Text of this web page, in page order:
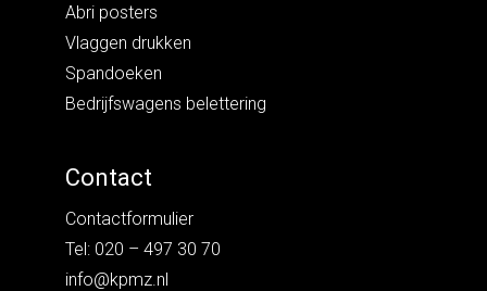
Abri posters
Vlaggen drukken
Spandoeken
Bedrijfswagens belettering
Contact
Contactformulier
Tel: 020 – 497 30 70
info@kpmz.nl